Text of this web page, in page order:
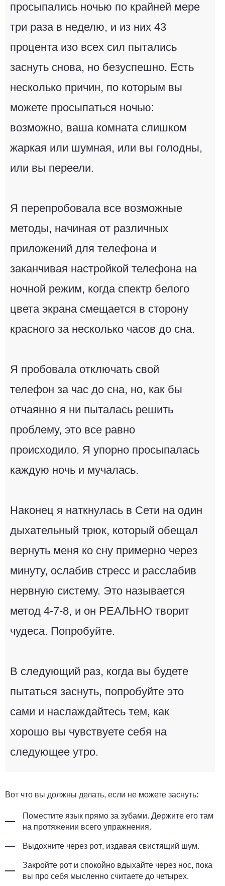
просыпались ночью по крайней мере
три раза в неделю, и из них 43
процента изо всех сил пытались
заснуть снова, но безуспешно. Есть
несколько причин, по которым вы
можете просыпаться ночью:
возможно, ваша комната слишком
жаркая или шумная, или вы голодны,
или вы переели.
Я перепробовала все возможные
методы, начиная от различных
приложений для телефона и
заканчивая настройкой телефона на
ночной режим, когда спектр белого
цвета экрана смещается в сторону
красного за несколько часов до сна.
Я пробовала отключать свой
телефон за час до сна, но, как бы
отчаянно я ни пыталась решить
проблему, это все равно
происходило. Я упорно просыпалась
каждую ночь и мучалась.
Наконец я наткнулась в Сети на один
дыхательный трюк, который обещал
вернуть меня ко сну примерно через
минуту, ослабив стресс и расслабив
нервную систему. Это называется
метод 4-7-8, и он РЕАЛЬНО творит
чудеса. Попробуйте.
В следующий раз, когда вы будете
пытаться заснуть, попробуйте это
сами и наслаждайтесь тем, как
хорошо вы чувствуете себя на
следующее утро.
Вот что вы должны делать, если не можете заснуть:
Поместите язык прямо за зубами. Держите его там
на протяжении всего упражнения.
Выдохните через рот, издавая свистящий шум.
Закройте рот и спокойно вдыхайте через нос, пока
вы про себя мысленно считаете до четырех.